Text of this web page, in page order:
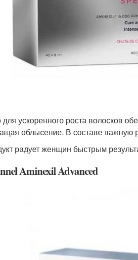
ускоренного роста волосков
облысение. В составе важную
радует женщин быстрым
Aminexil Advanced